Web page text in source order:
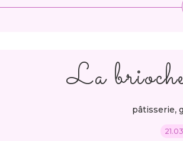
La
pâtisserie,